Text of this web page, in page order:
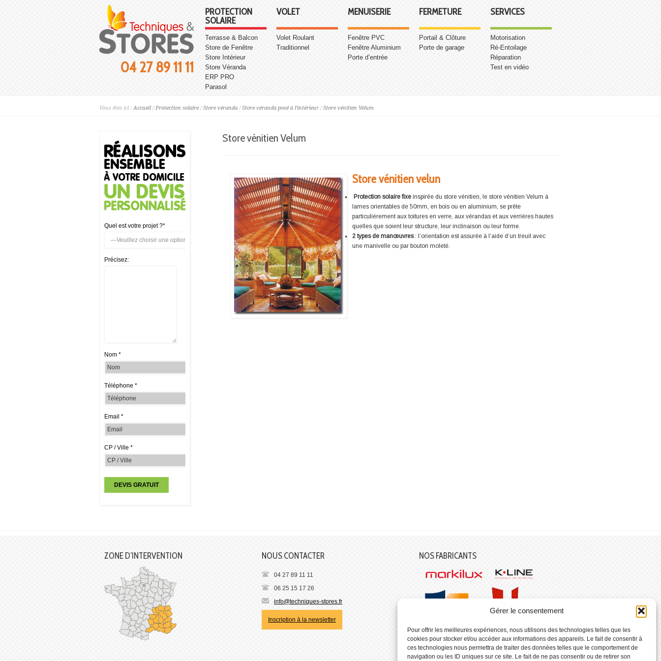
Gérer le consentement
Pour offrir les meilleures expériences, nous utilisons des technologies telles que les
cookies pour stocker et/ou accéder aux informations des appareils. Le fait de consentir à
ces technologies nous permettra de traiter des données telles que le comportement de
navigation ou les ID uniques sur ce site. Le fait de ne pas consentir ou de retirer son
04 27 89 11 11
PROTECTION
SOLAIRE
Terrasse & Balcon
Store de Fenêtre
Store Intérieur
Store Véranda
ERP PRO
Parasol
VOLET
Volet Roulant
Traditionnel
MENUISERIE
Fenêtre PVC
Fenêtre Aluminium
Porte d’entrée
FERMETURE
Portail & Clôture
Porte de garage
SERVICES
Motorisation
Ré-Entoilage
Réparation
Test en vidéo
Vous êtes ici :Accueil /Protection solaire /Store véranda /Store véranda posé à l'intérieur /Store vénitien Velum
Store vénitien Velum
Store vénitien velun
Protection solaire fixeinspirée du store vénitien, le store vénitien Velum à
lames orientables de 50mm, en bois ou en aluminium, se prête
particulièrement aux toitures en verre, aux vérandas et aux verrières hautes
quelles que soient leur structure, leur inclinaison ou leur forme.
2 types de manœuvres: l’orientation est assurée à l’aide d’un treuil avec
une manivelle ou par bouton moleté.
Quel est votre projet ?*
Précisez:
Nom *
Téléphone *
Email *
CP / Ville *
ZONE D’INTERVENTION NOUS CONTACTER
04 27 89 11 11
06 25 15 17 26
info@techniques-stores.fr
Inscription à la newsletter
NOS FABRICANTS